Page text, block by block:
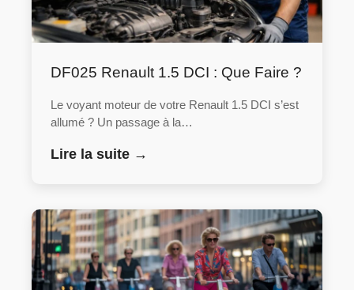
DF025 Renault 1.5 DCI : Que Faire ?
Le voyant moteur de votre Renault 1.5 DCI s’est
allumé ? Un passage à la…
Lire la suite →